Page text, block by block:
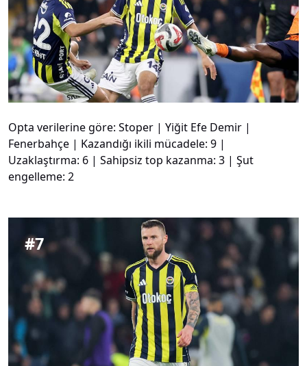
Opta verilerine göre: Stoper | Yiğit Efe Demir |
Fenerbahçe | Kazandığı ikili mücadele: 9 |
Uzaklaştırma: 6 | Sahipsiz top kazanma: 3 | Şut
engelleme: 2
#7